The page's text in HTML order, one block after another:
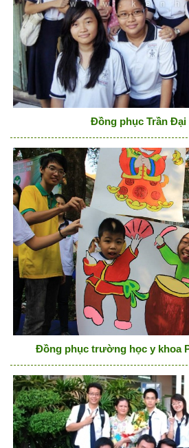
Đồng phục Trần Đại
Đồng phục trường học y khoa